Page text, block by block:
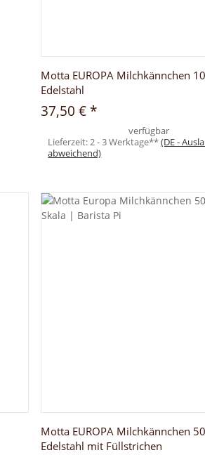
Motta EUROPA Milchkännchen
Edelstahl
37,50 € *
verfügbar
Lieferzeit: 2 - 3 Werktage**(DE -
abweichend)
Motta EUROPA Milchkännchen
Edelstahl mit Füllstrichen